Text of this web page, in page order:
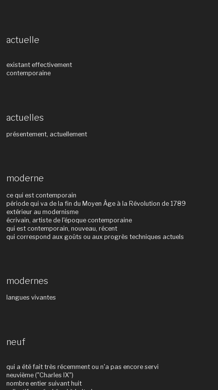
actuelle
existant effectivement
contemporaine
actuelles
présentement, actuellement
moderne
ce qui est contemporain
période qui va de la fin du Moyen Âge à la Révolution de 1789
extérieur au modernisme
écrivain, artiste de l'époque contemporaine
qui est contemporain, nouveau, récent
qui correspond aux goûts ou aux progrès techniques actuels
modernes
langues vivantes
neuf
qui a été fait très récemment ou n'a pas encore servi
neuvième ("Charles IX")
nombre entier suivant huit